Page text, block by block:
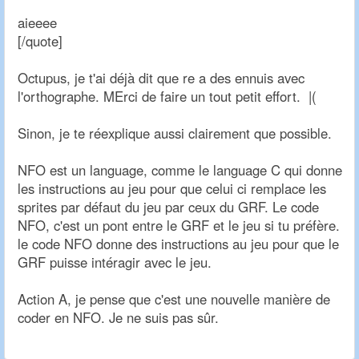
aieeee
[/quote]
Octupus, je t'ai déjà dit que re a des ennuis avec
l'orthographe. MErci de faire un tout petit effort. |(
Sinon, je te réexplique aussi clairement que possible.
NFO est un language, comme le language C qui donne
les instructions au jeu pour que celui ci remplace les
sprites par défaut du jeu par ceux du GRF. Le code
NFO, c'est un pont entre le GRF et le jeu si tu préfère.
le code NFO donne des instructions au jeu pour que le
GRF puisse intéragir avec le jeu.
Action A, je pense que c'est une nouvelle manière de
coder en NFO. Je ne suis pas sûr.